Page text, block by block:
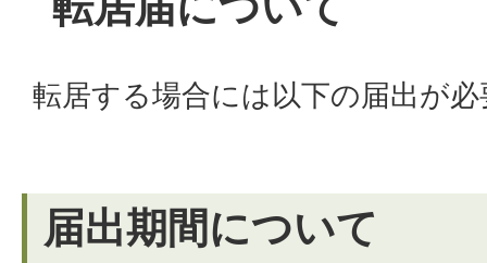
転居する場合には以下の届出が
届出期間について